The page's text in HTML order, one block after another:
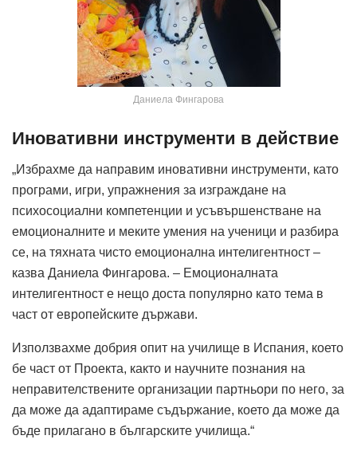
Даниела Фингарова
Иновативни инструменти в действие
„Избрахме да направим иновативни инструменти, като
програми, игри, упражнения за изграждане на
психосоциални компетенции и усъвършенстване на
емоционалните и меките умения на ученици и разбира
се, на тяхната чисто емоционална интелигентност –
казва Даниела Фингарова. – Емоционалната
интелигентност е нещо доста популярно като тема в
част от европейските държави.
Използвахме добрия опит на училище в Испания, което
бе част от Проекта, както и научните познания на
неправителствените организации партньори по него, за
да може да адаптираме съдържание, което да може да
бъде прилагано в българските училища.“